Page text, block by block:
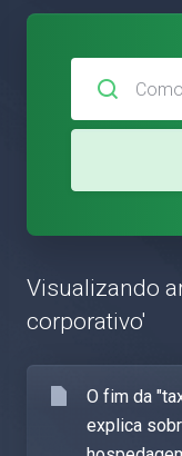
Visualizando
corporativo'
O fim da
explica